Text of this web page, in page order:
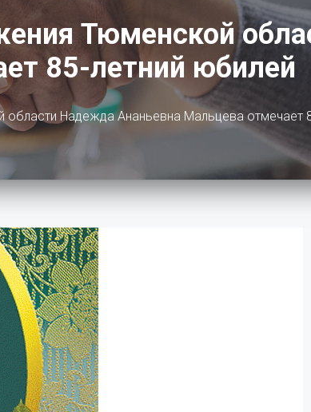
Тюменской
85-летний юбилей
Надежда Ананьевна Мальцева отмечает